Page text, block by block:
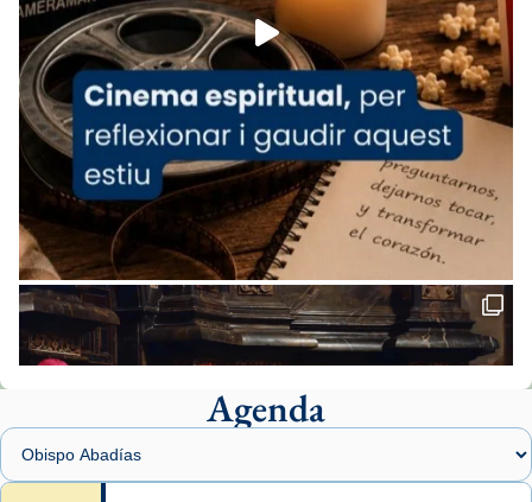
View on Facebook · Share
Arquebisbat de Barcelona
2 weeks ago
«Avui les santes Juliana i Semproniana ens
ajuden a alçar la mirada»
Mons. Sergi Gordo, bisbe de Tortosa, ha
presidit aquest 27 de juliol la missa de Les
Santes de Mataró.
🔗tinyurl.com/cvu5jmbk
📸 J. Merino
Agenda